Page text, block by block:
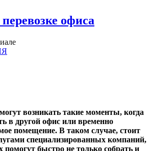
офиса
возникать такие моменты, когда
в другой офис или временно
помещение. В таком случае, стоит
специализированных компаний,
помогут быстро не только собрать и